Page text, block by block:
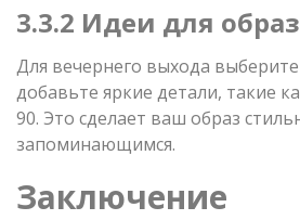
3.3.2 Идеи для
Для вечернего выхода
добавьте яркие детали, такие
90. Это сделает ваш образ
запоминающимся.
Заключение